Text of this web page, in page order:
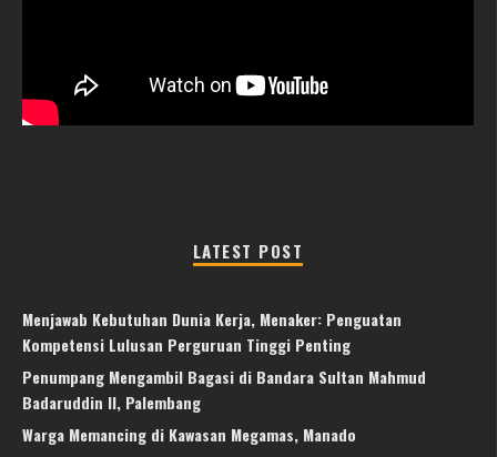
LATEST POST
Menjawab Kebutuhan Dunia Kerja, Menaker: Penguatan
Kompetensi Lulusan Perguruan Tinggi Penting
Penumpang Mengambil Bagasi di Bandara Sultan Mahmud
Badaruddin II, Palembang
Warga Memancing di Kawasan Megamas, Manado